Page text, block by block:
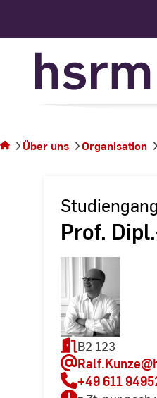
sich auf
der
Über uns Organisation
Prof.
B2 123
Ralf.Kunze
+49 611